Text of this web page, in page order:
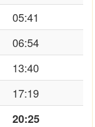
05:41
06:54
13:40
17:19
20:25